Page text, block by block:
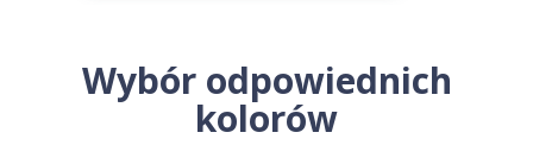
Wybór odpowiednich
kolorów